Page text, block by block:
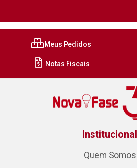
Meus Pedidos
Notas Fiscais
Institucional
Quem Somos